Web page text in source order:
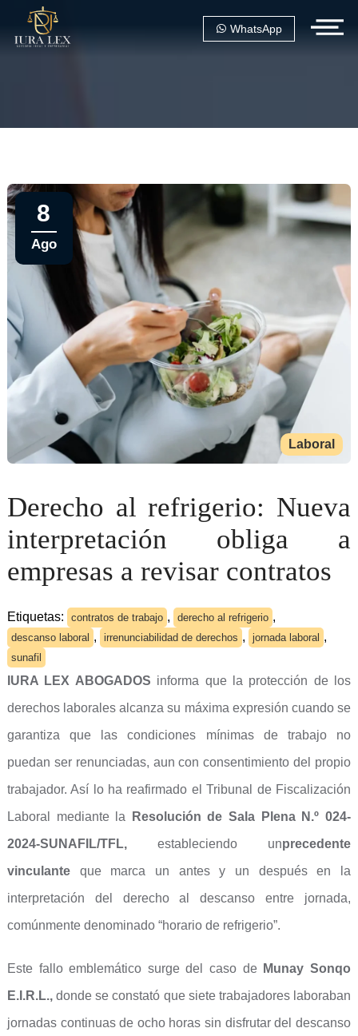
WhatsApp
Laboral
8
Ago
Derecho al refrigerio: Nueva
interpretación obliga a
empresas a revisar contratos
Etiquetas: contratos de trabajo , derecho al refrigerio ,
descanso laboral , irrenunciabilidad de derechos , jornada laboral ,
sunafil
IURA LEX ABOGADOS informa que la protección de los
derechos laborales alcanza su máxima expresión cuando se
garantiza que las condiciones mínimas de trabajo no
puedan ser renunciadas, aun con consentimiento del propio
trabajador. Así lo ha reafirmado el Tribunal de Fiscalización
Laboral mediante la
Resolución de Sala Plena N.º 024-
2024-SUNAFIL/TFL, estableciendo unprecedente
vinculanteque marca un antes y un después en la
interpretación del derecho al descanso entre jornada,
comúnmente denominado “horario de refrigerio”.
Este fallo emblemático surge del caso de Munay Sonqo
E.I.R.L.,donde se constató que siete trabajadores laboraban
jornadas continuas de ocho horas sin disfrutar del descanso